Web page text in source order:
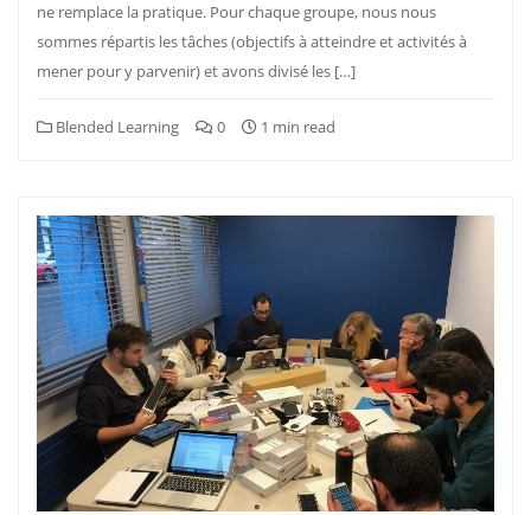
ne remplace la pratique. Pour chaque groupe, nous nous
sommes répartis les tâches (objectifs à atteindre et activités à
mener pour y parvenir) et avons divisé les […]
Blended Learning 0 1 min read